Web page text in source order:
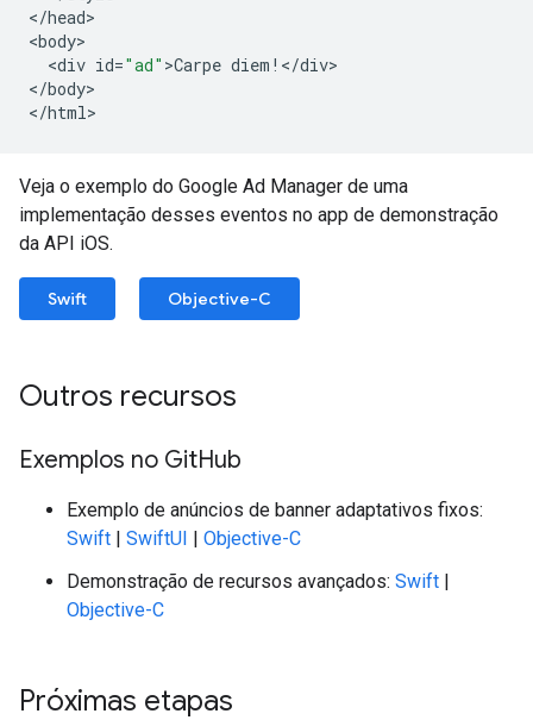
</head>
<body
<div id="ad" >Carpe diem !</div>
</body>
</html
Veja o exemplo do Google Ad Manager de uma
implementação desses eventos no app de demonstração
da API iOS.
Swift Objective-C
Outros recursos
Exemplos no GitHub
Exemplo de anúncios de banner adaptativos fixos:
Swift | SwiftUI | Objective-C
Demonstração de recursos avançados: Swift |
Objective-C
Próximas etapas